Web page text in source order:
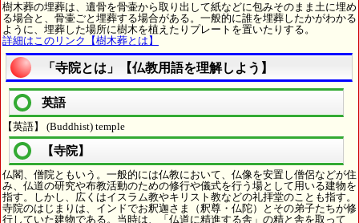
樹木葬の埋葬は、遺骨を骨壷から取り出して紙などに包みそのまま土に埋め
る場合と、骨壷ごと埋葬する場合がある。一般的に誰を埋葬したかがわかる
ように、埋葬した場所に樹木を植えたりプレートを置いたりする。
詳細はこのリンク【樹木葬とは】
「寺院とは」【仏教用語を理解しよう】
英語
【英語】 (Buddhist) temple
【寺院】
仏閣、僧院ともいう。一般的には仏教において、仏像を安置し僧侶などが住
み、仏道の研究や布教活動のための修行や儀式を行う場として用いる建物を
指す。しかし、広くはイスラム教やキリスト教などの礼拝堂のことも指す。
寺院のはじまりは、インドでお釈迦さま（釈尊・仏陀）とその弟子たちが修
行していた建物である。当時は、「仏道に精進する舎」の精と舎を取って